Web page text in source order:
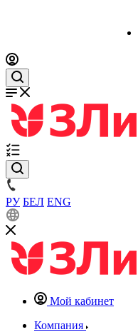
РУ БЕЛ ENG
Мой кабинет
Компания